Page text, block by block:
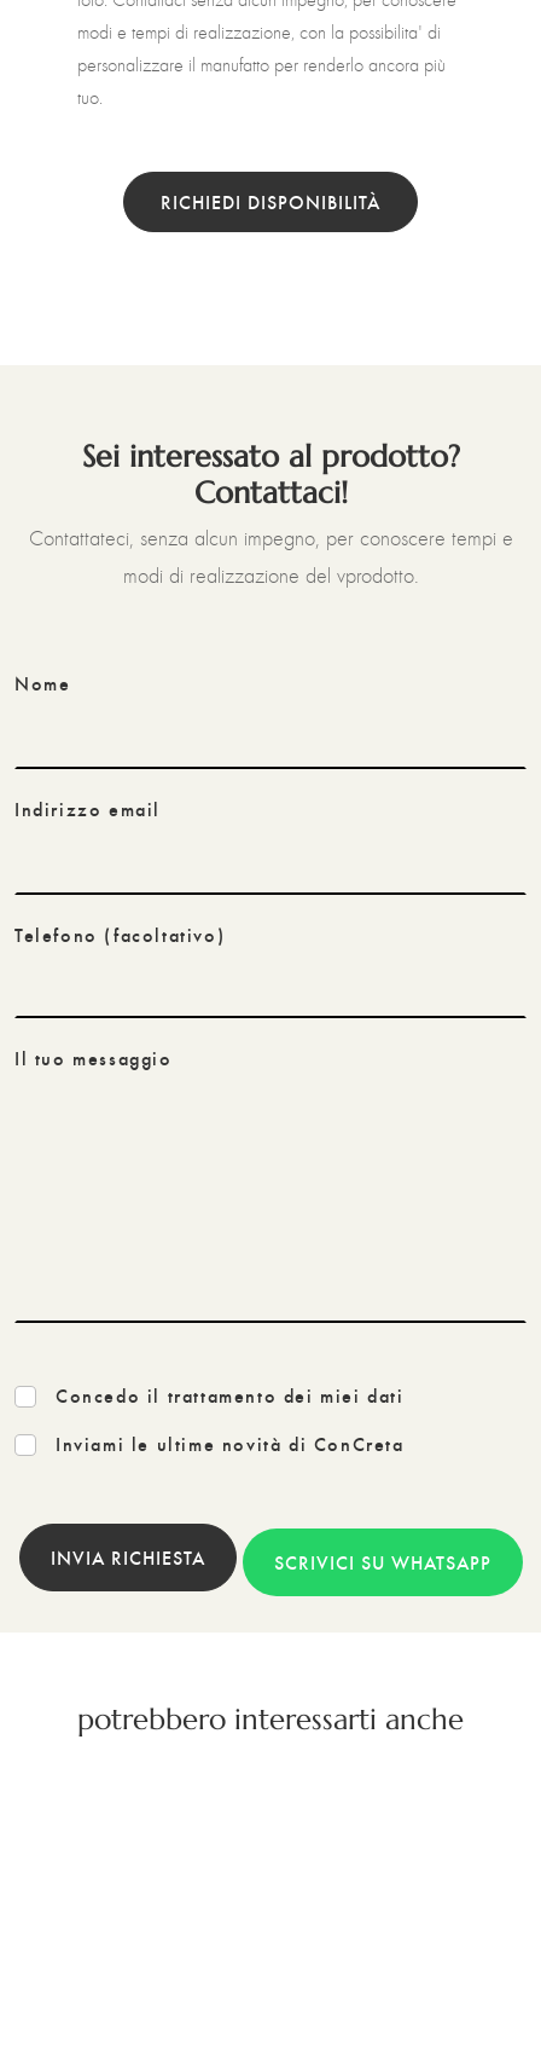
modi e tempi di realizzazione, con la possibilita' di
personalizzare il manufatto per renderlo ancora più
tuo.
RICHIEDI DISPONIBILITÀ
Sei interessato al prodotto?
Contattaci!
Contattateci, senza alcun impegno, per conoscere tempi e
modi di realizzazione del vprodotto.
Nome
Indirizzo email
Telefono (facoltativo)
Il tuo messaggio
Concedo il trattamento dei miei dati
Inviami le ultime novità di ConCreta
INVIA RICHIESTA SCRIVICI SU WHATSAPP
potrebbero interessarti anche